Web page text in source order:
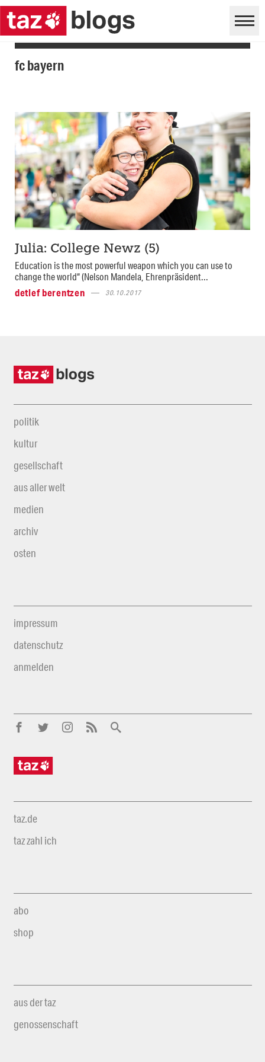
fc bayern
Julia: College Newz (5)
Education is the most powerful weapon which you can use to
change the world“ (Nelson Mandela, Ehrenpräsident...
detlef berentzen
30.10.2017
politik
kultur
gesellschaft
aus aller welt
medien
archiv
osten
impressum
datenschutz
anmelden
taz.de
taz zahl ich
abo
shop
aus der taz
genossenschaft